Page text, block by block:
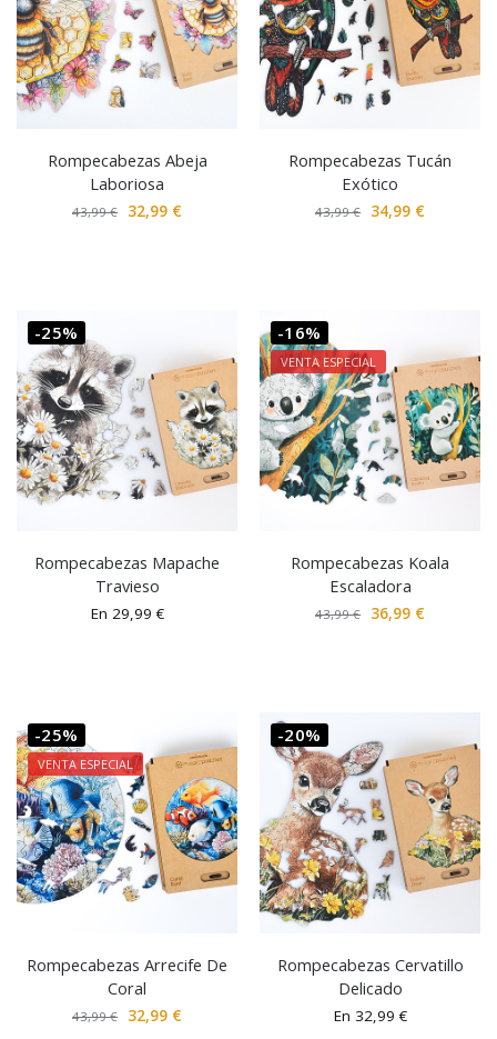
Rompecabezas Abeja
Laboriosa
43,99€ 32,99 €
Rompecabezas Tucán
Exótico
43,99€ 34,99 €
-25%
Rompecabezas Mapache
Travieso
En 29,99€
-16%
VENTA ESPECIAL
Rompecabezas Koala
Escaladora
43,99€ 36,99 €
-25%
VENTA ESPECIAL
Rompecabezas Arrecife De
Coral
43,99€ 32,99 €
-20%
Rompecabezas Cervatillo
Delicado
En 32,99€